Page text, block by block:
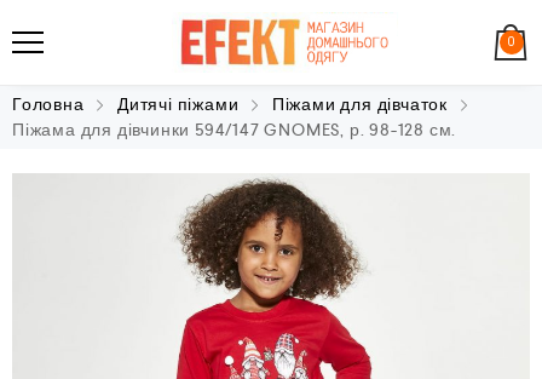
0
Головна Дитячі піжами
Піжами для дівчаток
Піжама для дівчинки 594/147 GNOMES, р. 98-128 см.